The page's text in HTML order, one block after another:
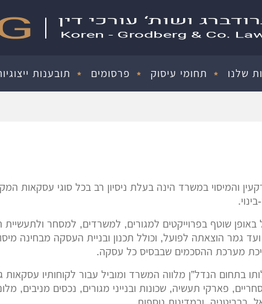
שלנו תחומי עיסוק פרסומים תובענות
והמיסוי במשרד הינה בעלת ניסיון רב בכל סוגי עסקאות
שוטף בפרוייקטים למגורים, למשרדים, למסחר ולתעשיית
גמר הוצאתה לפועל, וכולל תכנון ובניית העסקה מבחינה
מערכת ההסכמים שבבסיס כל עסקה.
בתחום הנדל”ן מלווה המשרד ומוביל עבור לקוחותיו
פארקי תעשיה, שכונות ובנייני מגורים, נכסים מניבים,